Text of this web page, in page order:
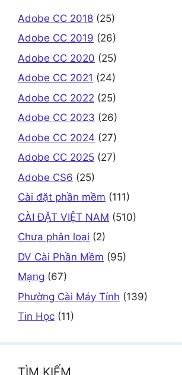
Adobe CC 2018 (25)
Adobe CC 2019 (26)
Adobe CC 2020 (25)
Adobe CC 2021 (24)
Adobe CC 2022 (25)
Adobe CC 2023 (26)
Adobe CC 2024 (27)
Adobe CC 2025 (27)
Adobe CS6 (25)
Cài đặt phần mềm (111)
CÀI ĐẶT VIỆT NAM (510)
Chưa phân loại (2)
DV Cài Phần Mềm (95)
Mạng (67)
Phường Cài Máy Tính (139)
Tin Học (11)
TÌM KIẾM